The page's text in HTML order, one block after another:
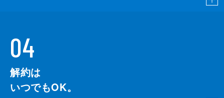
04
解約は
いつでもOK。